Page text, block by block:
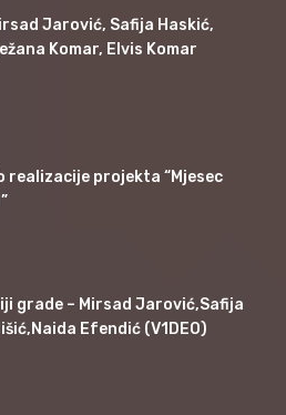
Jarović, Safija Haskić,
Komar, Elvis Komar
realizacije projekta “Mjesec
grade – Mirsad Jarović,Safija
Efendić (V1DEO)